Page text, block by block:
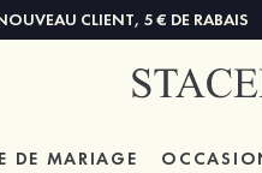
CLIENT, 5 € DE RABAIS
DE MARIAGE